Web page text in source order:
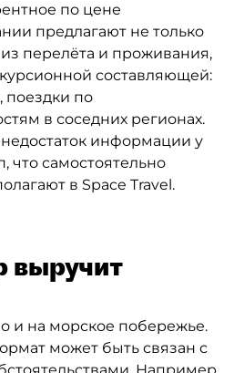
по цене
предлагают не только
перелёта и проживания,
составляющей:
поездки по
в соседних регионах.
информации у
что самостоятельно
в Space Travel.
выручит
и на морское побережье.
может быть связан с